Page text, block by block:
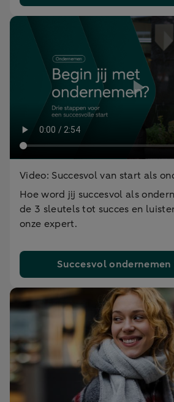
Video: Succesvol van start als
Hoe word jij succesvol als
de 3 sleutels tot succes en
onze expert.
Succesvol ondernemen